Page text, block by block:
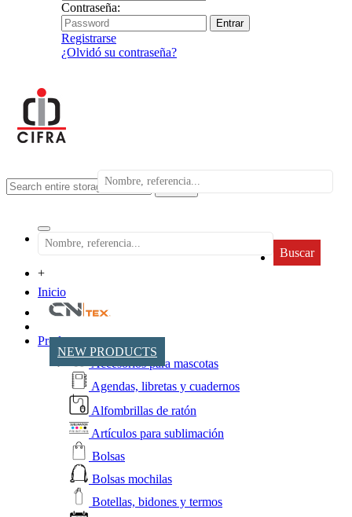
Contraseña:
Registrarse
¿Olvidó su contraseña?
search
Buscar
+
Inicio
NEW PRODUCTS
Productos
Accesorios para mascotas
Agendas, libretas y cuadernos
Alfombrillas de ratón
Artículos para sublimación
Bolsas
Bolsas mochilas
Botellas, bidones y termos